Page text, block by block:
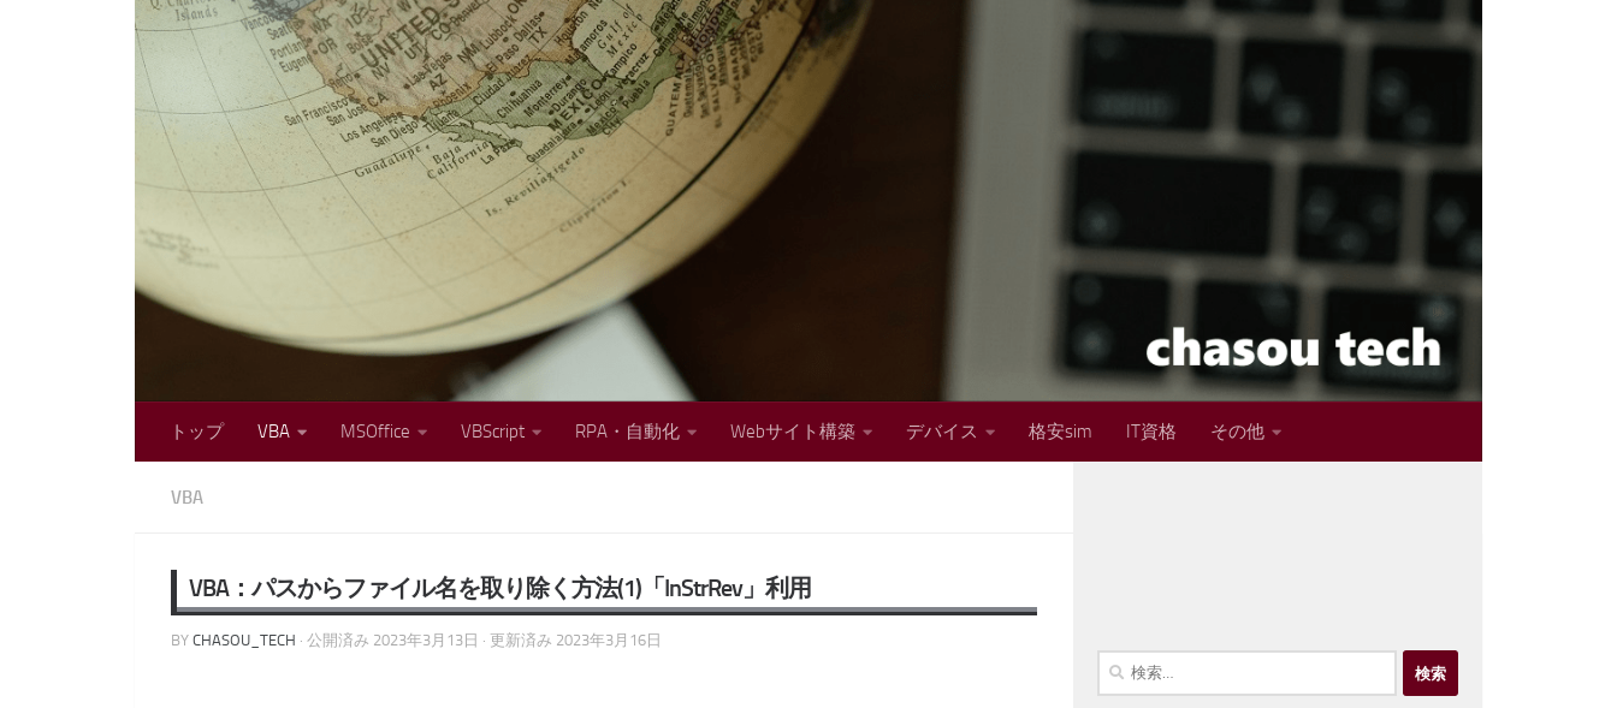
コンテンツへスキップ
トップ VBA MSOffice VBScript RPA・自動化 Webサイト構築 デバイス 格安sim IT資格 その他
VBA
VBA：パスからファイル名を取り除く方法(1)「InStrRev」利用
BY CHASOU_TECH · 公開済み 2023年3月13日 · 更新済み 2023年3月16日
検